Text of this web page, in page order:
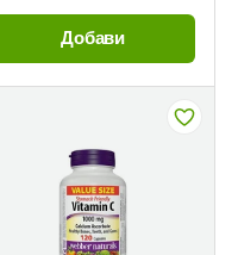
Добави